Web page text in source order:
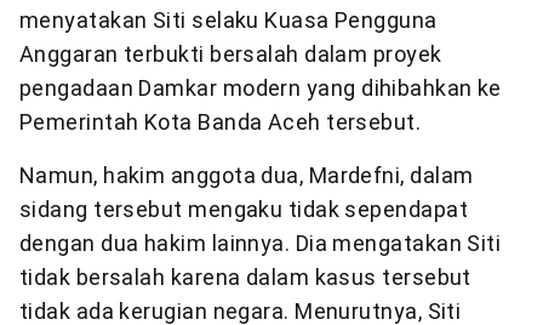
menyatakan Siti selaku Kuasa Pengguna
Anggaran terbukti bersalah dalam proyek
pengadaan Damkar modern yang dihibahkan ke
Pemerintah Kota Banda Aceh tersebut.
Namun, hakim anggota dua, Mardefni, dalam
sidang tersebut mengaku tidak sependapat
dengan dua hakim lainnya. Dia mengatakan Siti
tidak bersalah karena dalam kasus tersebut
tidak ada kerugian negara. Menurutnya, Siti